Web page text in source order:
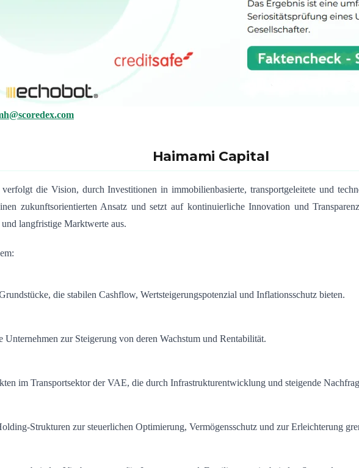
Haimami Capital
die Vision, durch Investitionen in immobilienbasierte, transportgeleitete und
zukunftsorientierten Ansatz und setzt auf kontinuierliche Innovation und
langfristige Marktwerte aus.
die stabilen Cashflow, Wertsteigerungspotenzial und Inflationsschutz bieten.
zur Steigerung von deren Wachstum und Rentabilität.
im Transportsektor der VAE, die durch Infrastrukturentwicklung und steigende
Strukturen zur steuerlichen Optimierung, Vermögensschutz und zur Erleichterung